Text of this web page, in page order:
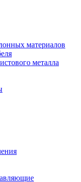
материалов
металла